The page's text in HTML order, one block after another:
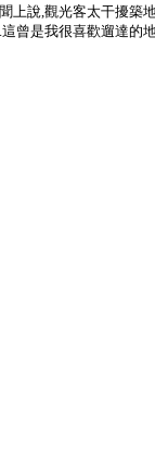
上說,觀光客太干擾築
.這曾是我很喜歡遛達的